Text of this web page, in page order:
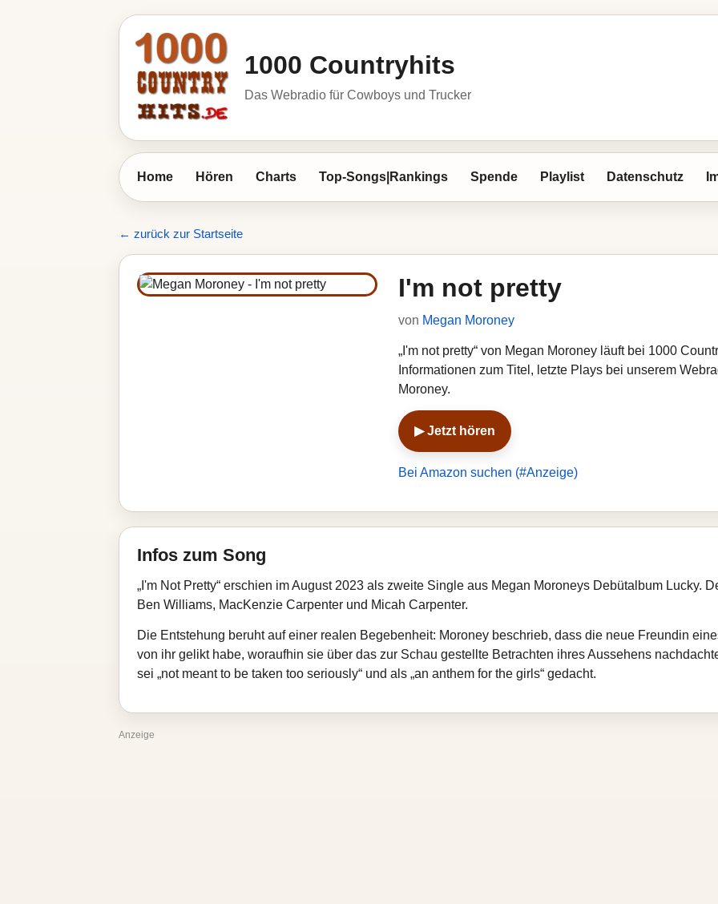
1000 Countryhits
Das Webradio für Cowboys und Trucker
Home Hören Charts Top-Songs|Rankings Spende Playlist Datenschutz
← zurück zur Startseite
I'm not pretty
von Megan Moroney
„I'm not pretty“ von Megan Moroney läuft bei 1000
Informationen zum Titel, letzte Plays bei unserem
Moroney.
▶ Jetzt hören
Bei Amazon suchen (#Anzeige)
Infos zum Song
„I'm Not Pretty“ erschien im August 2023 als zweite Single aus Megan Moroneys Debütalbum Lucky.
Ben Williams, MacKenzie Carpenter und Micah Carpenter.
Die Entstehung beruht auf einer realen Begebenheit: Moroney beschrieb, dass die neue Freundin
von ihr gelikt habe, woraufhin sie über das zur Schau gestellte Betrachten ihres Aussehens
sei „not meant to be taken too seriously“ und als „an anthem for the girls“ gedacht.
Anzeige